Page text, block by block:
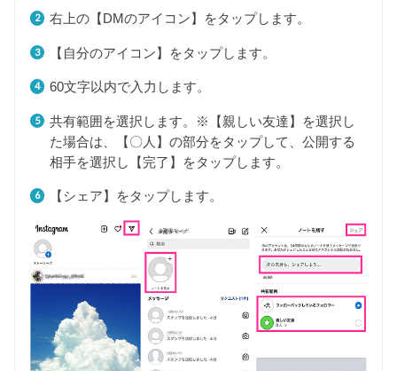
右上の【DMのアイコン】をタップします。
【自分のアイコン】をタップします。
60文字以内で入力します。
共有範囲を選択します。※【親しい友達】を選択し
た場合は、【〇人】の部分をタップして、公開する
相手を選択し【完了】をタップします。
【シェア】をタップします。